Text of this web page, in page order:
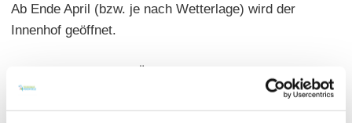
Ab Ende April (bzw. je nach Wetterlage) wird der
Innenhof geöffnet.
Hauptgerichte: 8,00 - 16,00 Euro | Offene
Rheinhessische Weine: 18